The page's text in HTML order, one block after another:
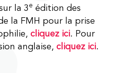
la 3 e édition des
la FMH pour la prise
cliquez ici. Pour
anglaise,cliquez ici.